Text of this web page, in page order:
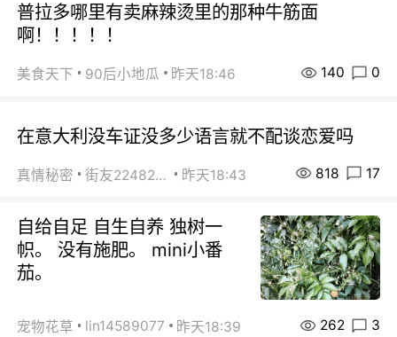
普拉多哪里有卖麻辣烫里的那种牛筋面
啊！！！！！
美食天下 90后小地瓜 昨天18:46 140 0
在意大利没车证没多少语言就不配谈恋爱吗
真情秘密 街友22482465 昨天18:43 818 17
自给自足 自生自养 独树一
帜。 没有施肥。 mini小番
茄。
宠物花草 lin14589077 昨天18:39 262 3